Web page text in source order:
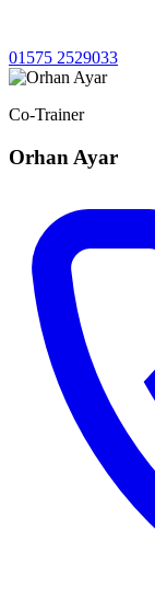
01575 2529033
Co-Trainer
Orhan Ayar